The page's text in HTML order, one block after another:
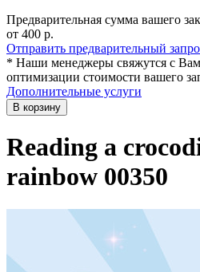
Предварительная сумма вашего
от 400 р.
Отправить предварительный
* Наши менеджеры свяжутся с
оптимизации стоимости вашего
Дополнительные услуги
В корзину
Reading a
rainbow 00350